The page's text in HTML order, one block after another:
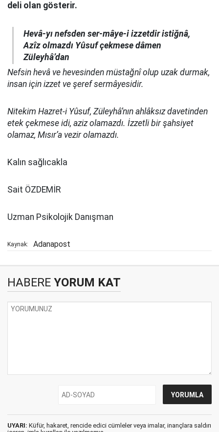
deli olan gösterir.
Hevâ-yı nefsden ser-mâye-i izzetdir istiğnâ,
Azîz olmazdı Yûsuf çekmese dâmen
Züleyhâ’dan
Nefsin hevâ ve hevesinden müstağnî olup uzak durmak,
insan için izzet ve şeref sermâyesidir.
Nitekim Hazret-i Yûsuf, Züleyhâ’nın ahlâksız davetinden
etek çekmese idi, aziz olamazdı. İzzetli bir şahsiyet
olamaz, Mısır’a vezir olamazdı.
Kalın sağlıcakla
Sait ÖZDEMİR
Uzman Psikolojik Danışman
Kaynak: Adanapost
HABERE YORUM KAT
UYARI: Küfür, hakaret, rencide edici cümleler veya imalar, inançlara saldırı